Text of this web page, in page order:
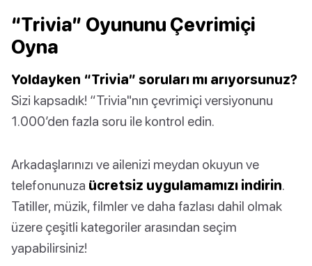
“Trivia” Oyununu Çevrimiçi
Oyna
Yoldayken “Trivia” soruları mı arıyorsunuz?
Sizi kapsadık! “Trivia"nın çevrimiçi versiyonunu
1.000’den fazla soru ile kontrol edin.
Arkadaşlarınızı ve ailenizi meydan okuyun ve
telefonunuza ücretsiz uygulamamızı indirin.
Tatiller, müzik, filmler ve daha fazlası dahil olmak
üzere çeşitli kategoriler arasından seçim
yapabilirsiniz!